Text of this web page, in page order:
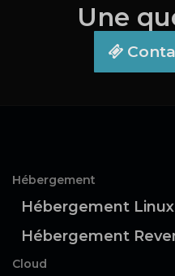
Une
Hébergement
Hébergement Linux
Hébergement
Cloud